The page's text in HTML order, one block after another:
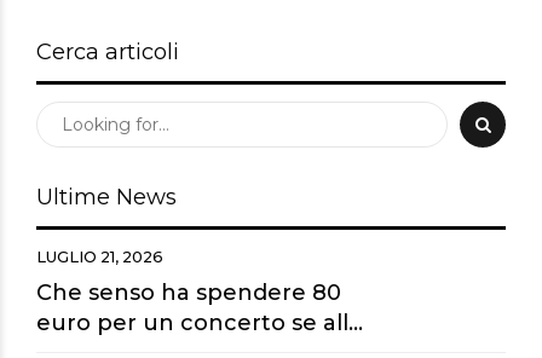
Cerca articoli
Ultime News
LUGLIO 21, 2026
Che senso ha spendere 80
euro per un concerto se alla